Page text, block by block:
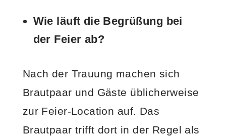
Wie läuft die Begrüßung bei
der Feier ab?
Nach der Trauung machen sich
Brautpaar und Gäste üblicherweise
zur Feier-Location auf. Das
Brautpaar trifft dort in der Regel als